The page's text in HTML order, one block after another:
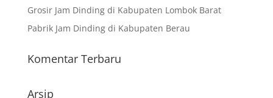
Grosir Jam Dinding di Kabupaten Lombok Barat
Pabrik Jam Dinding di Kabupaten Berau
Komentar Terbaru
Arsip